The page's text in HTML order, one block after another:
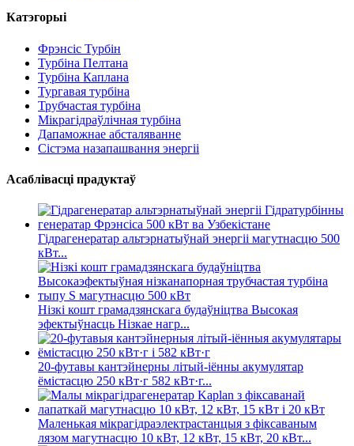
Катэгорыі
Фрэнсіс Турбін
Турбіна Пелтана
Турбіна Каплана
Тургавая турбіна
Трубчастая турбіна
Мікрагідраўлічная турбіна
Дапаможнае абсталяванне
Сістэма назапашвання энергіі
Асаблівасці прадуктаў
Гідрагенератар альтэрнатыўнай энергіі магутнасцю 500
кВт...
Нізкі кошт грамадзянскага будаўніцтва Высокая
эфектыўнасць Нізкае нагр...
20-футавы кантэйнерны літый-іённы акумулятар
ёмістасцю 250 кВт·г 582 кВт·г...
Маленькая мікрагідраэлектрастанцыя з фіксаваным
лязом магутнасцю 10 кВт, 12 кВт, 15 кВт, 20 кВт...